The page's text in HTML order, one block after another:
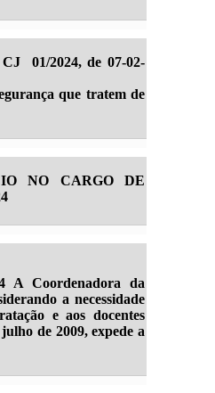
01/2024, de 07-02-
que tratem de
NO CARGO DE
A Coordenadora da
a necessidade
e aos docentes
de 2009, expede a